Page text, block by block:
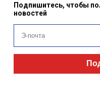
Подпишитесь, чтобы
новостей